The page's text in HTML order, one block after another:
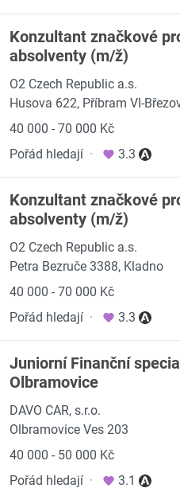
Konzultant značkové
absolventy (m/ž)
O2 Czech Republic a.s.
Husova 622, Příbram VI-
40 000 - 70 000 Kč
Pořád hledají · 3.3
Konzultant značkové
absolventy (m/ž)
O2 Czech Republic a.s.
Petra Bezruče 3388, Kladno
40 000 - 70 000 Kč
Pořád hledají · 3.3
Juniorní Finanční
Olbramovice
DAVO CAR, s.r.o.
Olbramovice Ves 203
40 000 - 50 000 Kč
Pořád hledají · 3.1